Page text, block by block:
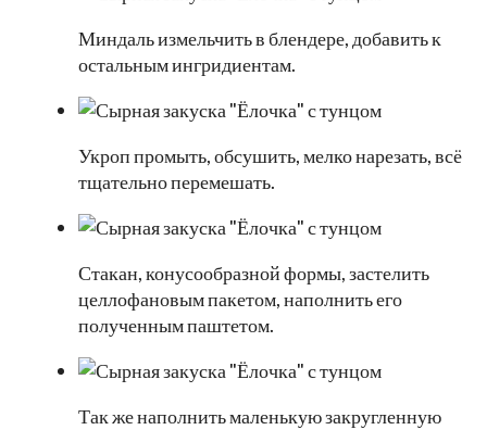
Миндаль измельчить в блендере, добавить к
остальным ингридиентам.
Укроп промыть, обсушить, мелко нарезать, всё
тщательно перемешать.
Стакан, конусообразной формы, застелить
целлофановым пакетом, наполнить его
полученным паштетом.
Так же наполнить маленькую закругленную